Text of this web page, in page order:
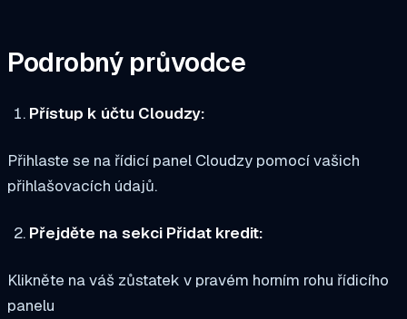
Podrobný průvodce
Přístup k účtu Cloudzy:
Přihlaste se na řídicí panel Cloudzy pomocí vašich
přihlašovacích údajů.
Přejděte na sekci Přidat kredit:
Klikněte na váš zůstatek v pravém horním rohu řídicího
panelu